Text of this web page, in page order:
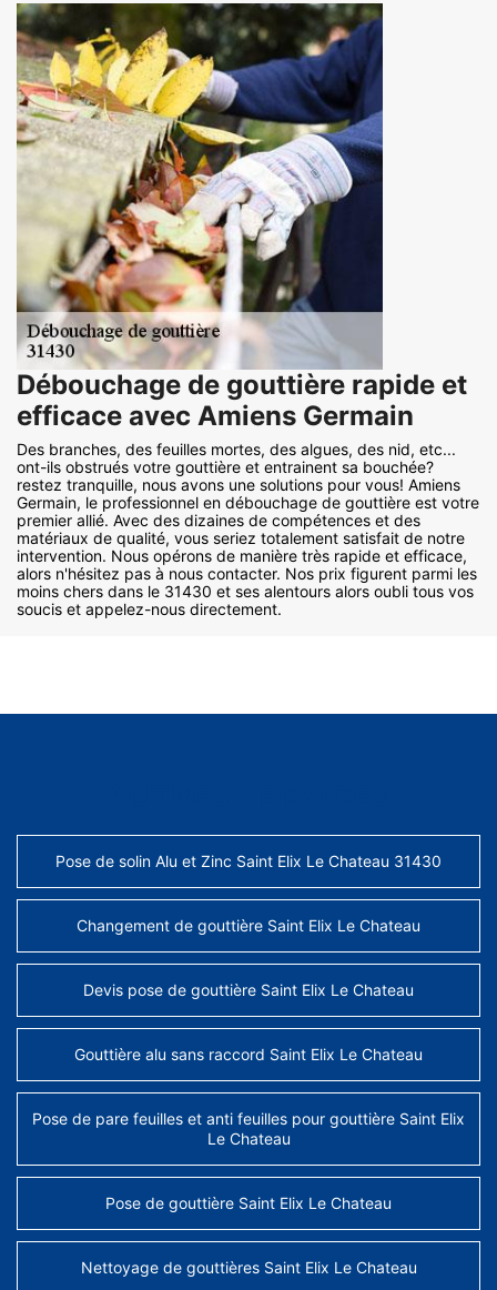
Débouchage de gouttière rapide et
efficace avec Amiens Germain
Des branches, des feuilles mortes, des algues, des nid, etc...
ont-ils obstrués votre gouttière et entrainent sa bouchée?
restez tranquille, nous avons une solutions pour vous! Amiens
Germain, le professionnel en débouchage de gouttière est votre
premier allié. Avec des dizaines de compétences et des
matériaux de qualité, vous seriez totalement satisfait de notre
intervention. Nous opérons de manière très rapide et efficace,
alors n'hésitez pas à nous contacter. Nos prix figurent parmi les
moins chers dans le 31430 et ses alentours alors oubli tous vos
soucis et appelez-nous directement.
Pose de solin Alu et Zinc Saint Elix Le Chateau 31430
Changement de gouttière Saint Elix Le Chateau
Devis pose de gouttière Saint Elix Le Chateau
Gouttière alu sans raccord Saint Elix Le Chateau
Pose de pare feuilles et anti feuilles pour gouttière Saint Elix
Le Chateau
Pose de gouttière Saint Elix Le Chateau
Nettoyage de gouttières Saint Elix Le Chateau